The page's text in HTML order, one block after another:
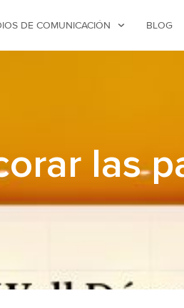
DE COMUNICACIÓN BLOG
las